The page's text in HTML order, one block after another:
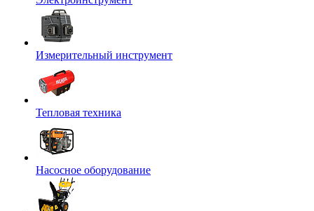
Измерительный инструмент
Тепловая техника
Насосное оборудование